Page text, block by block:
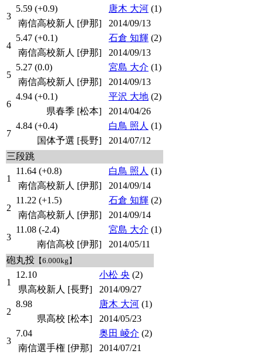
3
5.59 (+0.9) 唐木 大河 (1)
南信高校新人 [伊那]
2014/09/13
4
5.47 (+0.1) 石倉 知輝 (2)
南信高校新人 [伊那]
2014/09/13
5
5.27 (0.0) 宮島 大介 (1)
南信高校新人 [伊那]
2014/09/13
6
4.94 (+0.1) 平沢 大地 (2)
県春季 [松本]
2014/04/26
7
4.84 (+0.4) 白鳥 照人 (1)
国体予選 [長野]
2014/07/12
三段跳
1
11.64 (+0.8) 白鳥 照人 (1)
南信高校新人 [伊那]
2014/09/14
2
11.22 (+1.5) 石倉 知輝 (2)
南信高校新人 [伊那]
2014/09/14
3
11.08 (-2.4) 宮島 大介 (1)
南信高校 [伊那]
2014/05/11
砲丸投 【6.000kg】
1
12.10 小松 央 (2)
県高校新人 [長野]
2014/09/27
2
8.98 唐木 大河 (1)
県高校 [松本]
2014/05/23
3
7.04 奥田 崚介 (2)
南信選手権 [伊那]
2014/07/21